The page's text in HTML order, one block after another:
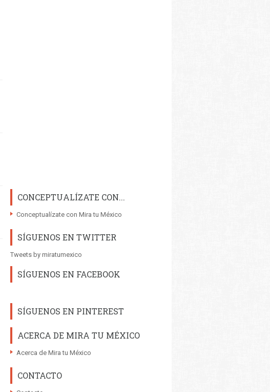
CONCEPTUALÍZATE CON...
Conceptualízate con Mira tu México
SÍGUENOS EN TWITTER
Tweets by miratumexico
SÍGUENOS EN FACEBOOK
SÍGUENOS EN PINTEREST
ACERCA DE MIRA TU MÉXICO
Acerca de Mira tu México
CONTACTO